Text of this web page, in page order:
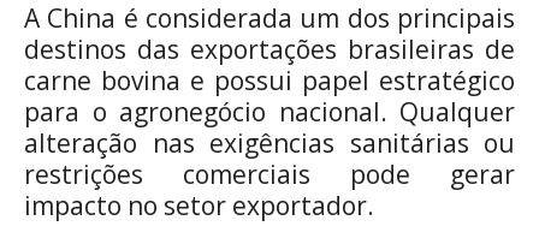
A China é considerada um dos principais
destinos das exportações brasileiras de
carne bovina e possui papel estratégico
para o agronegócio nacional. Qualquer
alteração nas exigências sanitárias ou
restrições comerciais pode gerar
impacto no setor exportador.